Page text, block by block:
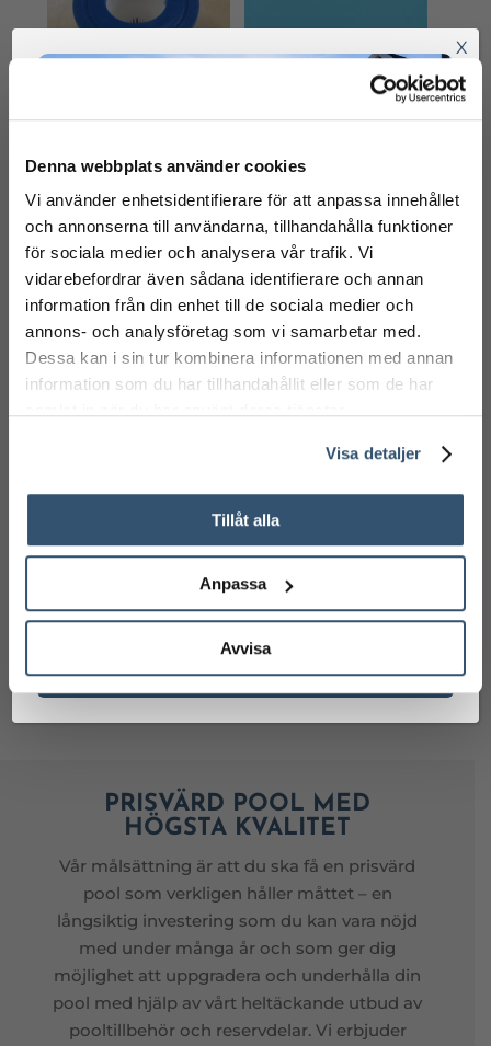
Denna webbplats använder cookies
Vi använder enhetsidentifierare för att anpassa innehållet
och annonserna till användarna, tillhandahålla funktioner
för sociala medier och analysera vår trafik. Vi
vidarebefordrar även sådana identifierare och annan
information från din enhet till de sociala medier och
annons- och analysföretag som vi samarbetar med.
Dessa kan i sin tur kombinera informationen med annan
information som du har tillhandahållit eller som de har
Visa detaljer
Tillåt alla
Anpassa
Avvisa
102X115X40 MM
99kr
STANDARD
RUND 8,0 M Ø 1,35 M
8-FORMAD 3,50 M
1,50 M DJUP
PRISVÄRD POOL MED
HÖGSTA KVALITET
Vår målsättning är att du ska få en prisvärd
pool som verkligen håller måttet – en
långsiktig investering som du kan vara nöjd
med under många år och som ger dig
möjlighet att uppgradera och underhålla din
pool med hjälp av vårt heltäckande utbud av
pooltillbehör och reservdelar. Vi erbjuder
PP POOL PREMIUM
Från 165.900 kr
jubileumserbjudande på PP Pool Premium.
Ta del av kampanjen
X